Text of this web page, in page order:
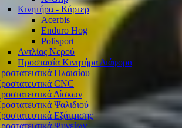
Κινητήρα - Κάρτερ
Acerbis
Enduro Hog
Polisport
Αντλίας Νερού
Προστασία Κινητήρα Διάφορα
Πλαισίου
CNC
Δίσκων
Ψαλιδιού
Εξάτμισης
Ψυγείων